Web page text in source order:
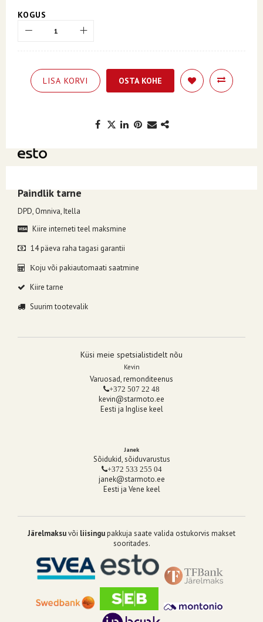
KOGUS
LISA KORVI OSTA KOHE
Paindlik tarne
DPD, Omniva, Itella
Kiire interneti teel maksmine
14 päeva raha tagasi garantii
Koju või pakiautomaati saatmine
Kiire tarne
Suurim tootevalik
Küsi meie spetsialistidelt nõu
Kevin
Varuosad, remonditeenus
+372 507 22 48
kevin@starmoto.ee
Eesti ja Inglise keel
Janek
Sõidukid, sõiduvarustus
+372 533 255 04
janek@starmoto.ee
Eesti ja Vene keel
Järelmaksuvõi liisingupakkuja saate valida ostukorvis makset
sooritades.